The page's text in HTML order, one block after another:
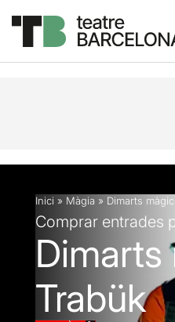
Descripció Fitxa
Inici » Màgia » Dimarts
Comprar entrades
Dimarts
Trabük